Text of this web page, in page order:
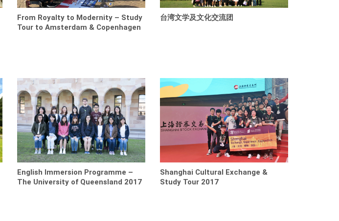
From Royalty to Modernity – Study
Tour to Amsterdam & Copenhagen
台湾文学及文化交流团
English Immersion Programme –
The University of Queensland 2017
Shanghai Cultural Exchange &
Study Tour 2017